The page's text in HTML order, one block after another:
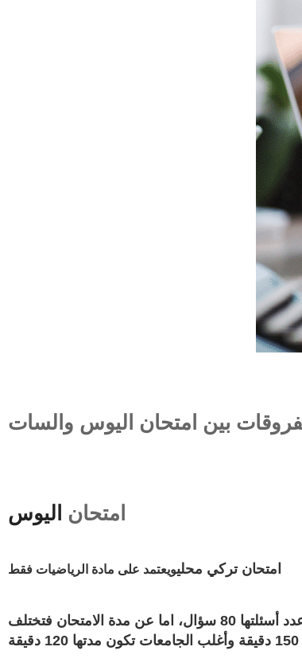
بين امتحان اليوس والسات
امتحان اليوس
امتحان تركي محليويعتمد على مادة الرياضيات فقط
تختلف عدد الأسئلة في امتحان اليوس من جامعة الى آخرى حيث يتراوح عدد الأسئلة ما بين 40 – 100 سؤال وأغلب الجامعات تكون عدد أسئلتها 80 سؤال، اما عن مدة الامتحان فتختلف